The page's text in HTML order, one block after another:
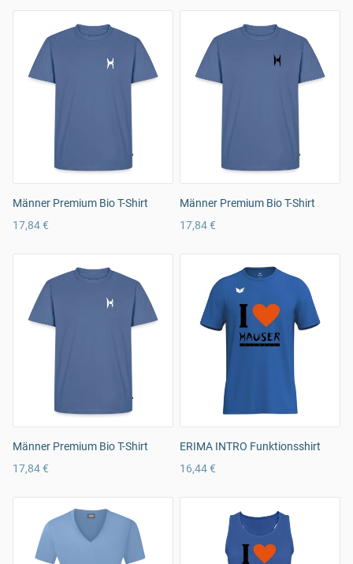
Männer Premium Bio T-Shirt
17,84 €
Männer Premium Bio T-Shirt
17,84 €
Männer Premium Bio T-Shirt
17,84 €
ERIMA INTRO Funktionsshirt
16,44 €